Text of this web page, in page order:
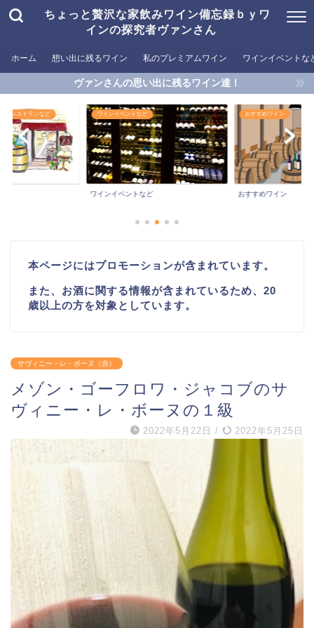
ちょっと贅沢な家飲みワイン備忘録ｂｙワ
インの探究者ヴァンさん
ホーム 想い出に残るワイン 私のプレミアムワイン ワインイベントな
ヴァンさんの思い出に残るワイン達！
るレストランなど ワインイベントなど
ワインイベントなど
おすすめワイン
おすすめワイン
本ページにはプロモーションが含まれています。
また、お酒に関する情報が含まれているため、20
歳以上の方を対象としています。
サヴィニー・レ・ボーヌ（赤）
メゾン・ゴーフロワ・ジャコブのサ
ヴィニー・レ・ボーヌの１級
2022年5月22日 / 2022年5月25日